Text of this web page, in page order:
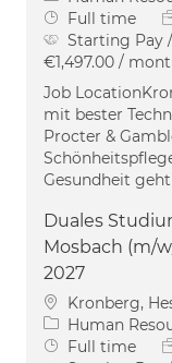
Job Type
Full time
Starting Pay
€1,497.00 /
Job
mit bester
Procter &
Gesundheit
Duales
Mosbach (m/
2027
Location
Kronberg,
Category
Human
Job Type
Full time